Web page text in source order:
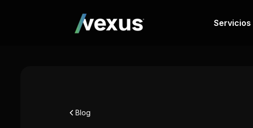
Servicios
Blog